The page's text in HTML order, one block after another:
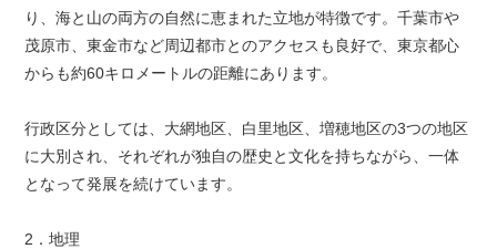
り、海と山の両方の自然に恵まれた立地が特徴です。千葉市や
茂原市、東金市など周辺都市とのアクセスも良好で、東京都心
からも約60キロメートルの距離にあります。
行政区分としては、大網地区、白里地区、増穂地区の3つの地区
に大別され、それぞれが独自の歴史と文化を持ちながら、一体
となって発展を続けています。
2．地理